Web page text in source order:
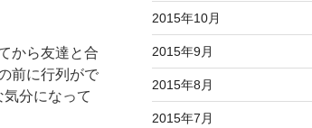
から友達と合
前に行列がで
分になって
2015年10月
2015年9月
2015年8月
2015年7月